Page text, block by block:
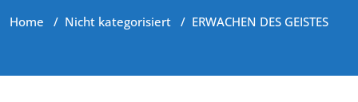
Home / Nicht kategorisiert / ERWACHEN DES GEISTES